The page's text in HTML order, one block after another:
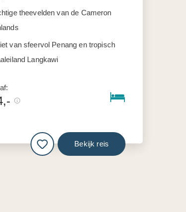
theevelden van de Cameron
van sfeervol Penang en tropisch
Langkawi
Bekijk reis